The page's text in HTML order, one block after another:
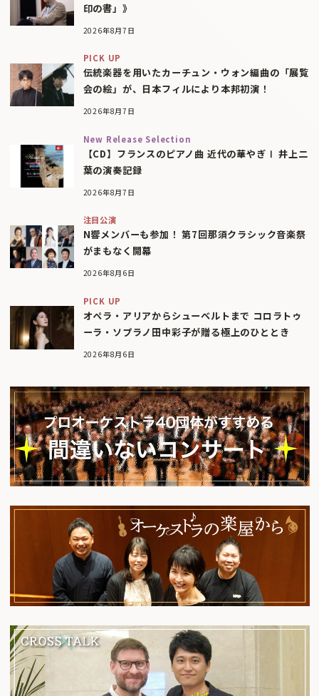
印の書」》
2026年8月7日
PICK UP
伝統楽器を用いたカーチュン・ウォン編曲の「展覧
会の絵」が、日本フィルにより本邦初演！
2026年8月7日
New Release Selection
【CD】フランスのピアノ曲 近代の華やぎⅠ 井上二
葉の演奏記録
2026年8月7日
注目公演
N響メンバーも参加！ 第7回那須クラシック音楽祭
がまもなく開幕
2026年8月6日
PICK UP
オペラ・アリアからシューベルトまで コロラトゥ
ーラ・ソプラノ田中彩子が贈る極上のひととき
2026年8月6日